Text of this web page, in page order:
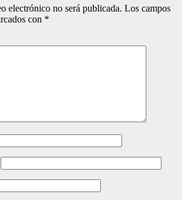
electrónico no será publicada. Los campos
con *